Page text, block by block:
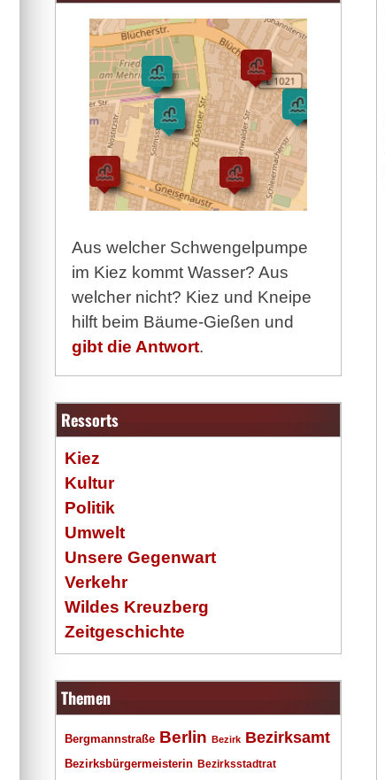
Aus welcher Schwengelpumpe
im Kiez kommt Wasser? Aus
welcher nicht? Kiez und Kneipe
hilft beim Bäume-Gießen und
gibt die Antwort.
Ressorts
Kiez
Kultur
Politik
Umwelt
Unsere Gegenwart
Verkehr
Wildes Kreuzberg
Zeitgeschichte
Themen
Bergmannstraße Berlin Bezirk Bezirksamt
Bezirksbürgermeisterin Bezirksstadtrat